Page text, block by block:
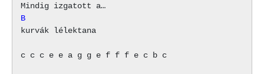
B
kurvák lélektana
c c c e e a g g e f f f e c b c